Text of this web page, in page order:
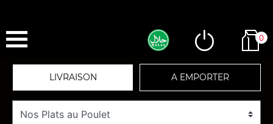
0
LIVRAISON A EMPORTER